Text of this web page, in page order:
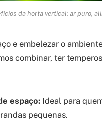
da horta vertical: ar puro,
e embelezar o
combinar, ter
espaço: Ideal para
pequenas.